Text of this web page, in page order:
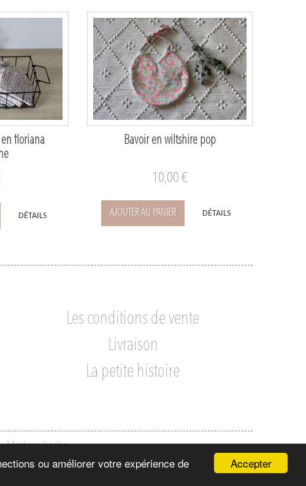
Accepter
ou améliorer votre expérience de
floriana
DÉTAILS
Bavoir en wiltshire pop
10,00 €
AJOUTER AU PANIER DÉTAILS
Les conditions de vente
Livraison
La petite histoire
-Mentions légales